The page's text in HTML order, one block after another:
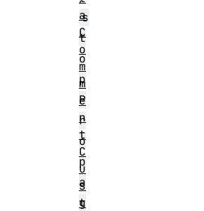
s
t
o
p
P
r
o
p
a
g
a
C
o
m
m
e
n
t
C
u
s
t